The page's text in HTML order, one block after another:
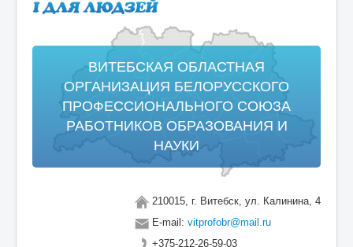
ВИТЕБСКАЯ ОБЛАСТНАЯ
ОРГАНИЗАЦИЯ БЕЛОРУССКОГО
ПРОФЕССИОНАЛЬНОГО СОЮЗА
РАБОТНИКОВ ОБРАЗОВАНИЯ И
НАУКИ
210015, г. Витебск, ул. Калинина, 4
E-mail: vitprofobr@mail.ru
+375-212-26-59-03